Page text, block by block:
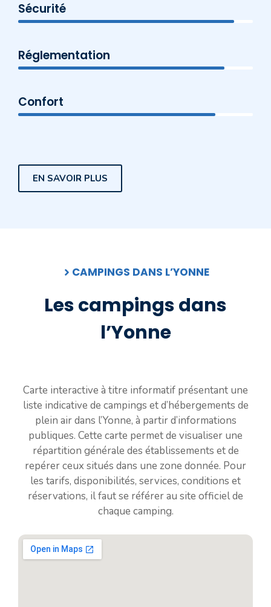
Sécurité
Réglementation
Confort
EN SAVOIR PLUS
CAMPINGS DANS L’YONNE
Les campings dans
l’Yonne
Carte interactive à titre informatif présentant une
liste indicative de campings et d’hébergements de
plein air dans l’Yonne, à partir d’informations
publiques. Cette carte permet de visualiser une
répartition générale des établissements et de
repérer ceux situés dans une zone donnée. Pour
les tarifs, disponibilités, services, conditions et
réservations, il faut se référer au site officiel de
chaque camping.